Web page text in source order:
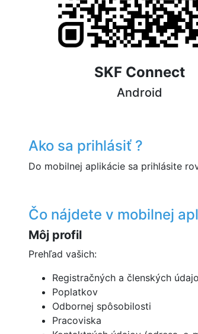
SKF Connect
Android
Ako sa prihlásiť ?
Do mobilnej aplikácie sa prihlásite
Čo nájdete v mobilnej
Môj profil
Prehľad vašich:
Registračných a členských
Poplatkov
Odbornej spôsobilosti
Pracoviska